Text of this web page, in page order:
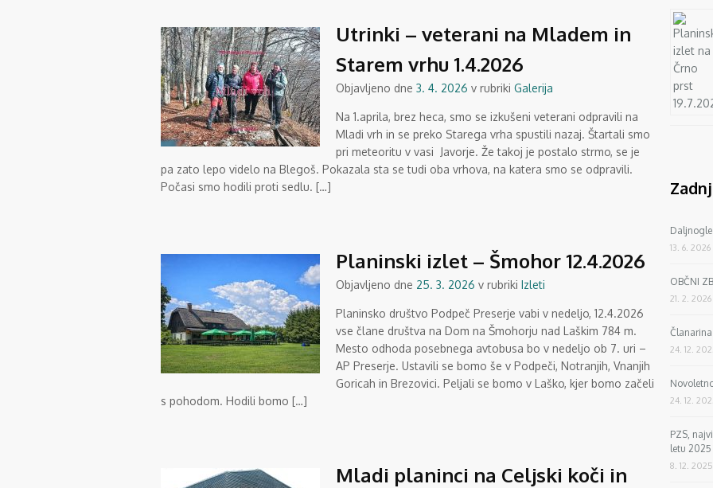
Utrinki – veterani na Mladem in
Starem vrhu 1.4.2026
Objavljeno dne 3. 4. 2026 v rubriki Galerija
Na 1.aprila, brez heca, smo se izkušeni veterani odpravili na
Mladi vrh in se preko Starega vrha spustili nazaj. Štartali smo
pri meteoritu v vasi Javorje. Že takoj je postalo strmo, se je
pa zato lepo videlo na Blegoš. Pokazala sta se tudi oba vrhova, na katera smo se odpravili.
Počasi smo hodili proti sedlu. […]
Planinski izlet – Šmohor 12.4.2026
Objavljeno dne 25. 3. 2026 v rubriki Izleti
Planinsko društvo Podpeč Preserje vabi v nedeljo, 12.4.2026
vse člane društva na Dom na Šmohorju nad Laškim 784 m.
Mesto odhoda posebnega avtobusa bo v nedeljo ob 7. uri –
AP Preserje. Ustavili se bomo še v Podpeči, Notranjih, Vnanjih
Goricah in Brezovici. Peljali se bomo v Laško, kjer bomo začeli
s pohodom. Hodili bomo […]
Mladi planinci na Celjski koči in
13. 6. 2026
OBČNI
21. 2. 2026
24. 12.
24. 12.
PZS,
letu 2025
8. 12. 2025